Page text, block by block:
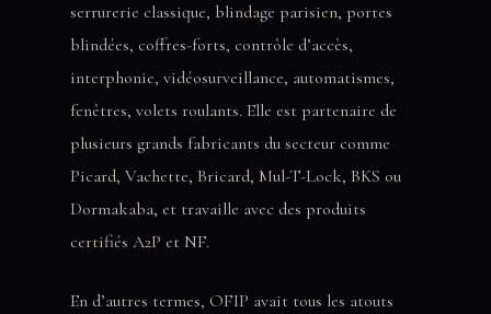
serrurerie classique, blindage parisien, portes
blindées, coffres-forts, contrôle d’accès,
interphonie, vidéosurveillance, automatismes,
fenêtres, volets roulants. Elle est partenaire de
plusieurs grands fabricants du secteur comme
Picard, Vachette, Bricard, Mul-T-Lock, BKS ou
Dormakaba, et travaille avec des produits
certifiés A2P et NF.
En d’autres termes, OFIP avait tous les atouts